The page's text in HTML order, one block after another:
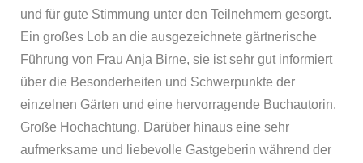
und für gute Stimmung unter den Teilnehmern gesorgt.
Ein großes Lob an die ausgezeichnete gärtnerische
Führung von Frau Anja Birne, sie ist sehr gut informiert
über die Besonderheiten und Schwerpunkte der
einzelnen Gärten und eine hervorragende Buchautorin.
Große Hochachtung. Darüber hinaus eine sehr
aufmerksame und liebevolle Gastgeberin während der